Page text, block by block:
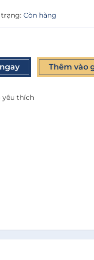
Còn hàng
Thêm vào
yêu thích